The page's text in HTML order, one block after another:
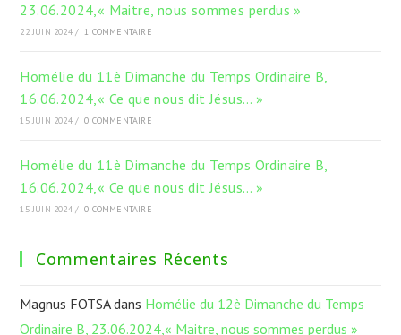
23.06.2024,« Maitre, nous sommes perdus »
22 JUIN 2024 / 1 COMMENTAIRE
Homélie du 11è Dimanche du Temps Ordinaire B,
16.06.2024,« Ce que nous dit Jésus… »
15 JUIN 2024 / 0 COMMENTAIRE
Homélie du 11è Dimanche du Temps Ordinaire B,
16.06.2024,« Ce que nous dit Jésus… »
15 JUIN 2024 / 0 COMMENTAIRE
Commentaires Récents
Magnus FOTSAdans Homélie du 12è Dimanche du Temps
Ordinaire B, 23.06.2024,« Maitre, nous sommes perdus »